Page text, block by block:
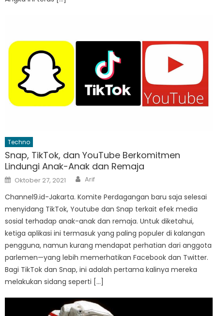
Techno
Snap, TikTok, dan YouTube Berkomitmen
Lindungi Anak-Anak dan Remaja
Posted
on
Oktober 27, 2021 Author
Arif
Channel9.id-Jakarta. Komite Perdagangan baru saja selesai
menyidang TikTok, Youtube dan Snap terkait efek media
sosial terhadap anak-anak dan remaja. Untuk diketahui,
ketiga aplikasi ini termasuk yang paling populer di kalangan
pengguna, namun kurang mendapat perhatian dari anggota
parlemen—yang lebih memerhatikan Facebook dan Twitter.
Bagi TikTok dan Snap, ini adalah pertama kalinya mereka
melakukan sidang seperti […]